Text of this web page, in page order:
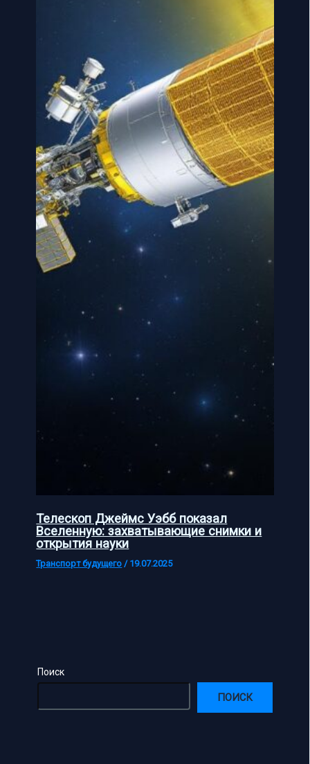
Телескоп Джеймс Уэбб показал
Вселенную: захватывающие снимки и
открытия науки
Транспорт будущего / 19.07.2025
Поиск
ПОИСК